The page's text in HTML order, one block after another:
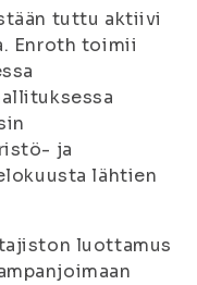
tuttu aktiivi
Enroth toimii
ja
lähtien
luottamus